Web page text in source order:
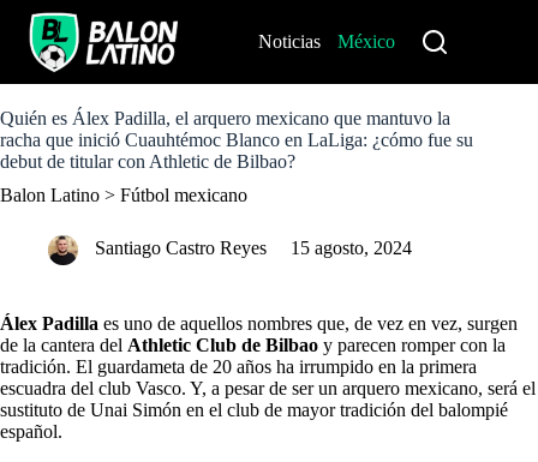
o
c
o
t
Noticias México
Quién es Álex Padilla, el arquero mexicano que mantuvo la
racha que inició Cuauhtémoc Blanco en LaLiga: ¿cómo fue su
debut de titular con Athletic de Bilbao?
Balon Latino > Fútbol mexicano
Santiago Castro Reyes 15 agosto, 2024
Álex Padilla es uno de aquellos nombres que, de vez en vez, surgen
de la cantera del Athletic Club de Bilbao y parecen romper con la
tradición. El guardameta de 20 años ha irrumpido en la primera
escuadra del club Vasco. Y, a pesar de ser un arquero mexicano, será el
sustituto de Unai Simón en el club de mayor tradición del balompié
español.